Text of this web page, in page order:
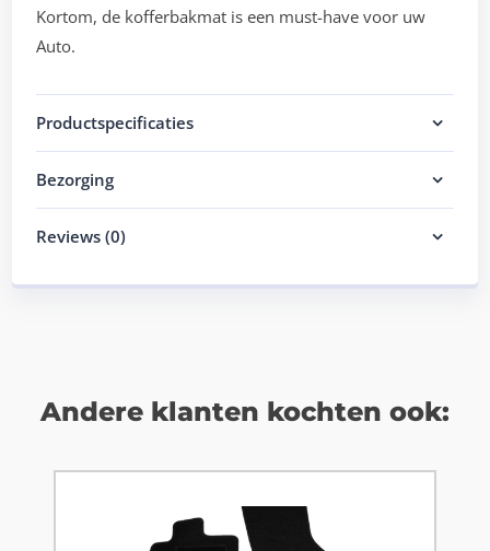
Kortom, de kofferbakmat is een must-have voor uw
Auto.
Productspecificaties
Bezorging
Reviews (0)
Andere klanten kochten ook: